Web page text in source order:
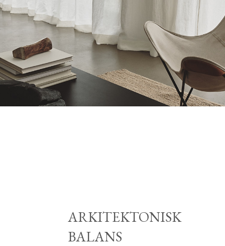
ARKITEKTONISK
BALANS